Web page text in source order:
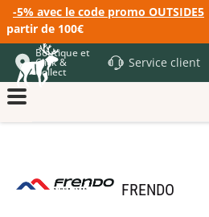
-5% avec le code promo OUTSIDE5
partir de 100€
Boutique et
Click &
Collect
Service client
FRENDO